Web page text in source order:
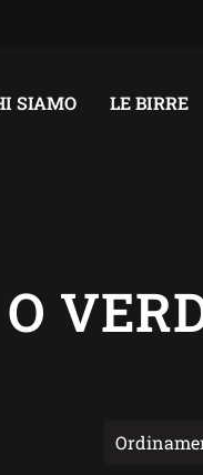
SIAMO LE BIRRE